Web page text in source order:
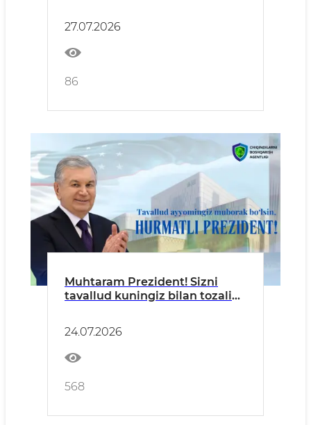
27.07.2026
86
Muhtaram Prezident! Sizni
tavallud kuningiz bilan tozalik
24.07.2026
568